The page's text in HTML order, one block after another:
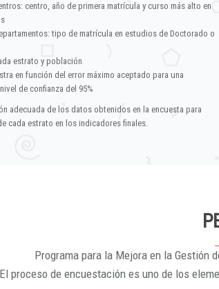
centro, año de primera matrícula y curso más alto en
tipo de matrícula en estudios de Doctorado o
estrato y población
en función del error máximo aceptado para una
de confianza del 95%
adecuada de los datos obtenidos en la encuesta para
cada estrato en los indicadores finales.
Programa para la Mejora en la Gestión
El proceso de encuestación es uno de los